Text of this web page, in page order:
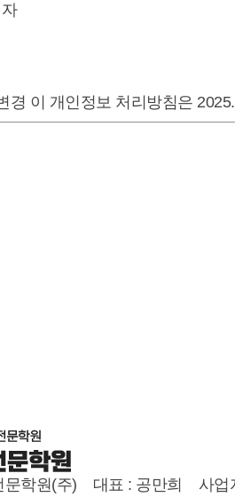
경 이 개인정보 처리방침은
문학원(주) 대표 : 공만희 사업